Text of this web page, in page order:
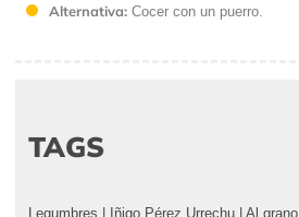
Alternativa: Cocer con un puerro.
TAGS
Legumbres Iñigo Pérez Urrechu Al grano